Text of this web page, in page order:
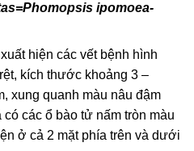
ipomoea-
hiện các vết bệnh hình
kích thước khoảng 3 –
xung quanh màu nâu đậm
các ổ bào tử nấm tròn màu
ở cả 2 mặt phía trên và dưới